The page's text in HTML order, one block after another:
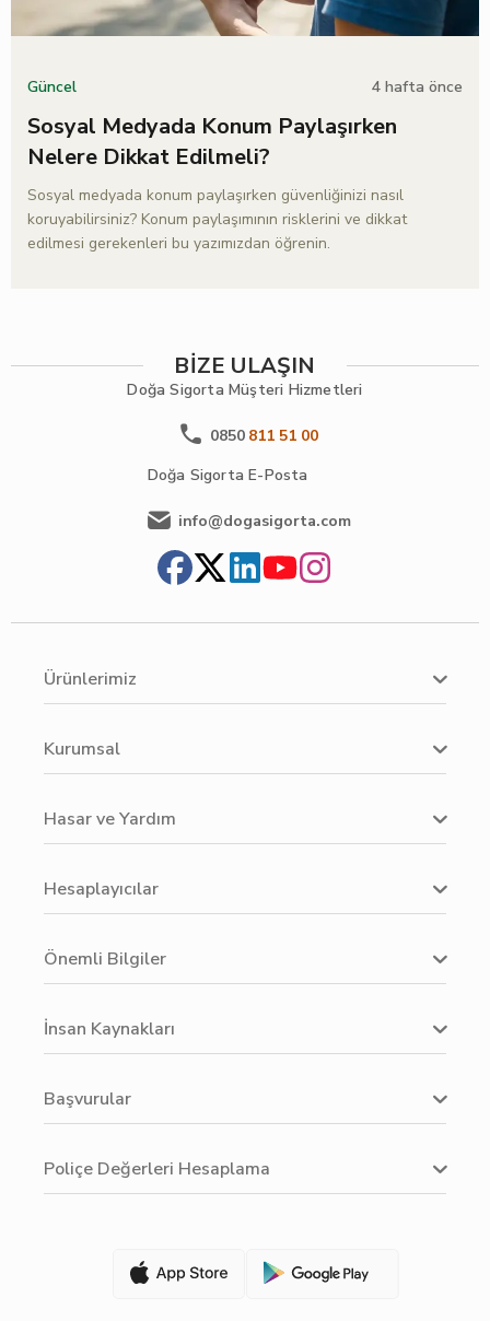
Güncel 4 hafta önce
Sosyal Medyada Konum Paylaşırken
Nelere Dikkat Edilmeli?
Sosyal medyada konum paylaşırken güvenliğinizi nasıl
koruyabilirsiniz? Konum paylaşımının risklerini ve dikkat
edilmesi gerekenleri bu yazımızdan öğrenin.
BİZE ULAŞIN
Doğa Sigorta Müşteri Hizmetleri
0850 811 51 00
Doğa SigortaE-Posta
info@dogasigorta.com
Ürünlerimiz
Kurumsal
Hasar ve Yardım
Hesaplayıcılar
Önemli Bilgiler
İnsan Kaynakları
Başvurular
Poliçe Değerleri Hesaplama